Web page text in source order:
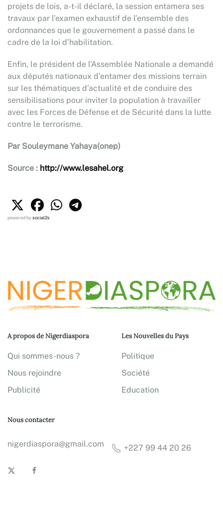
projets de lois, a-t-il déclaré, la session entamera ses
travaux par l’examen exhaustif de l’ensemble des
ordonnances que le gouvernement a passé dans le
cadre de la loi d’habilitation.
Enfin, le président de l’Assemblée Nationale a demandé
aux députés nationaux d’entamer des missions terrain
sur les thématiques d’actualité et de conduire des
sensibilisations pour inviter la population à travailler
avec les Forces de Défense et de Sécurité dans la lutte
contre le terrorisme.
Par Souleymane Yahaya(onep)
Source : http://www.lesahel.org
powered bysocial2s
A propos de Nigerdiaspora
Qui sommes-nous ?
Nous rejoindre
Publicité
Les Nouvelles du Pays
Politique
Société
Education
Nous contacter
nigerdiaspora@gmail.com +227 99 44 20 26